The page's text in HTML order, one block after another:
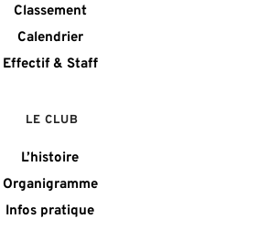
LE CLUB
L’histoire
Organigramme
Infos pratique
Classement
Calendrier
Effectif & Staff